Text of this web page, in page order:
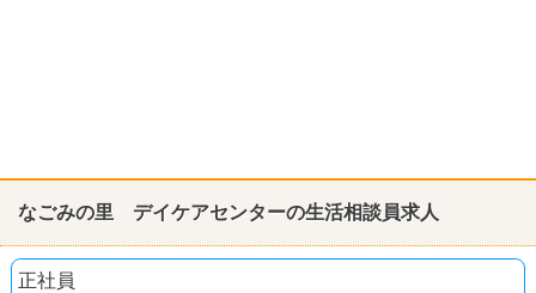
なごみの里 デイケアセンターの生活相談員求人
正社員